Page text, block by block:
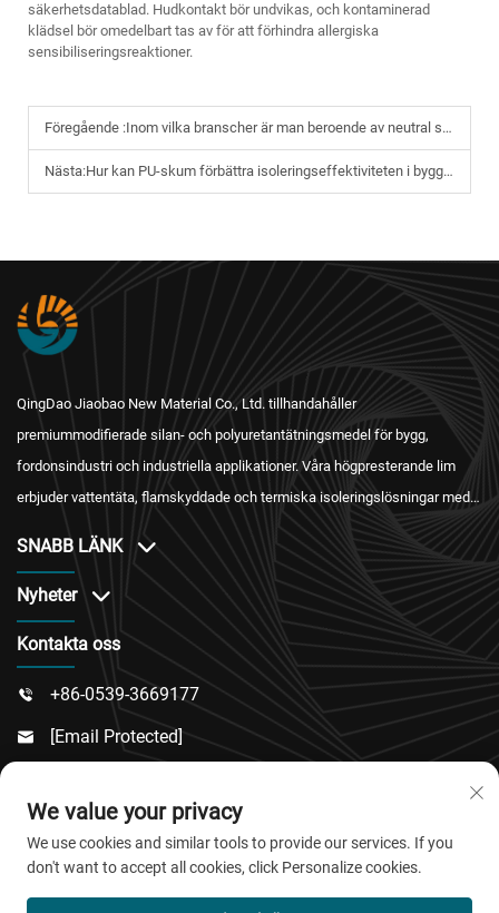
säkerhetsdatablad. Hudkontakt bör undvikas, och kontaminerad
klädsel bör omedelbart tas av för att förhindra allergiska
sensibiliseringsreaktioner.
Föregående :Inom vilka branscher är man beroende av neutral silikontätning för hållbar tätningslösning?
Nästa:Hur kan PU-skum förbättra isoleringseffektiviteten i byggnader?
QingDao Jiaobao New Material Co., Ltd. tillhandahåller
premiummodifierade silan- och polyuretantätningsmedel för bygg,
fordonsindustri och industriella applikationer. Våra högpresterande lim
erbjuder vattentäta, flamskyddade och termiska isoleringslösningar med
SNABB LÄNK
Nyheter
Kontakta oss
 +86-0539-3669177
 [email Protected]
County, Weifang City, Shandong Province
Copyright © 2025 QingDao Jiaobao New Material Co.,Ltd.
We value your privacy
We use cookies and similar tools to provide our services. If you
don't want to accept all cookies, click Personalize cookies.